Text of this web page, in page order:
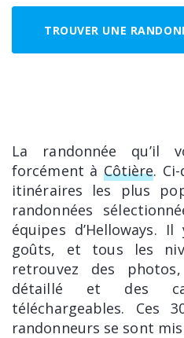
TROUVER UNE
La randonnée qu’il
forcément à Côtière.
itinéraires les plus
randonnées
équipes d’Helloways.
goûts, et tous les
retrouvez des
détaillé et des
téléchargeables. Ces
randonneurs se sont